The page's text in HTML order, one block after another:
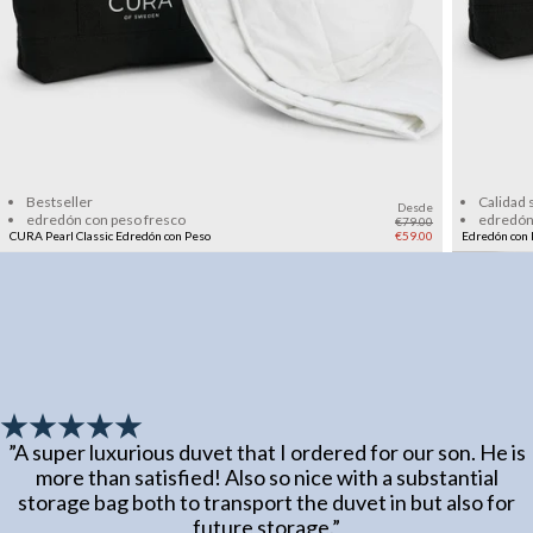
Bestseller
edredón con peso fresco
CURA Pearl Classic Edredón con Peso
Desde
€79.00
€59.00
Calidad
Edredón con
”A super luxurious duvet that I ordered for our son. He is
more than satisfied! Also so nice with a substantial
storage bag both to transport the duvet in but also for
future storage.”